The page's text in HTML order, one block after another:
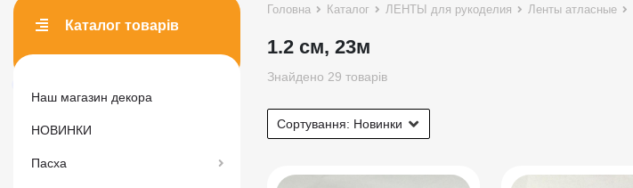
Каталог товарів
Наш магазин декора
НОВИНКИ
Пасха
Головна Каталог ЛЕНТЫ для рукоделия Ленты атласные
1.2 см, 23м
Знайдено 29 товарів
Сортування: Новинки